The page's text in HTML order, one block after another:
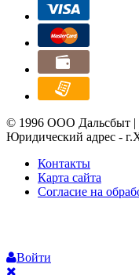
© 1996 ООО Дальсбыт |
Юридический адрес -
Контакты
Карта сайта
Согласие на
Войти